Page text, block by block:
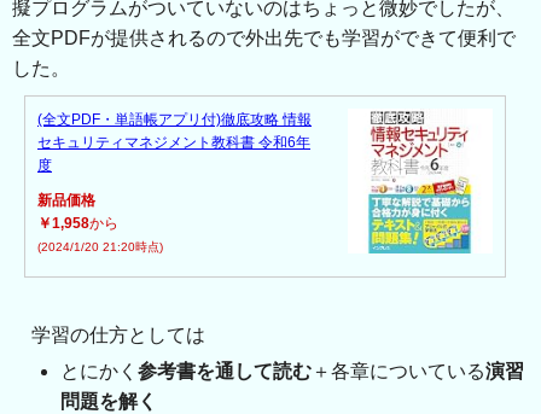
擬プログラムがついていないのはちょっと微妙でしたが、
全文PDFが提供されるので外出先でも学習ができて便利で
した。
(全文PDF・単語帳アプリ付)徹底攻略 情報
セキュリティマネジメント教科書 令和6年
度
新品価格
￥1,958から
(2024/1/20 21:20時点)
学習の仕方としては
とにかく 参考書を通して読む ＋各章についている演習
問題を解く